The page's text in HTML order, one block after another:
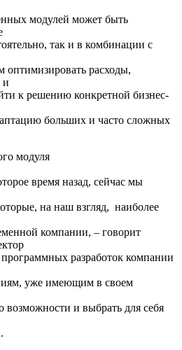
модулей может быть
так и в комбинации с
оптимизировать расходы,
и
к решению конкретной бизнес-
больших и часто сложных
модуля
время назад, сейчас мы
на наш взгляд, наиболее
компании, – говорит
разработок компании
уже имеющим в своем
возможности и выбрать для себя